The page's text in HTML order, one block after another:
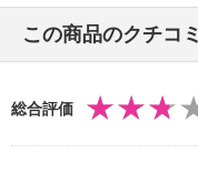
【原産国（地）】
・日本製
この商品のクチコミ
総合評価